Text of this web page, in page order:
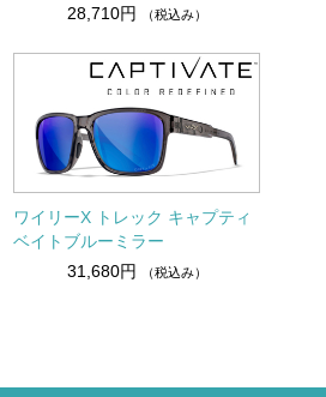
28,710円 （税込み）
ワイリーX トレック キャプティ
ベイトブルーミラー
31,680円
（税込み）